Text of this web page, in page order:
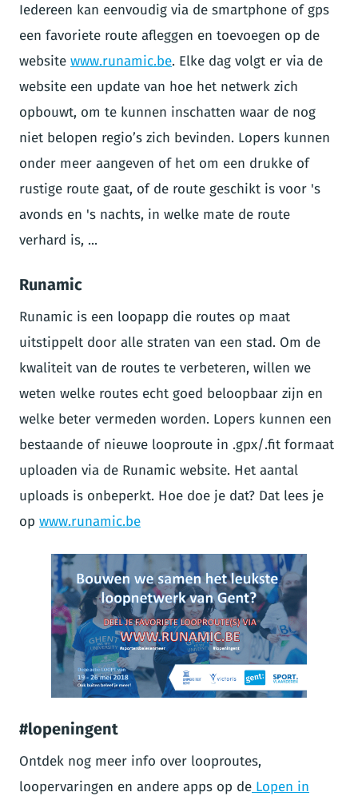
Iedereen kan eenvoudig via de smartphone of gps
een favoriete route afleggen en toevoegen op de
website www.runamic.be. Elke dag volgt er via de
website een update van hoe het netwerk zich
opbouwt, om te kunnen inschatten waar de nog
niet belopen regio’s zich bevinden. Lopers kunnen
onder meer aangeven of het om een drukke of
rustige route gaat, of de route geschikt is voor 's
avonds en 's nachts, in welke mate de route
verhard is, ...
Runamic
Runamic is een loopapp die routes op maat
uitstippelt door alle straten van een stad. Om de
kwaliteit van de routes te verbeteren, willen we
weten welke routes echt goed beloopbaar zijn en
welke beter vermeden worden. Lopers kunnen een
bestaande of nieuwe looproute in .gpx/.fit formaat
uploaden via de Runamic website. Het aantal
uploads is onbeperkt. Hoe doe je dat? Dat lees je
op www.runamic.be
GIF
#lopeningent
Ontdek nog meer info over looproutes,
loopervaringen en andere apps op de Lopen in